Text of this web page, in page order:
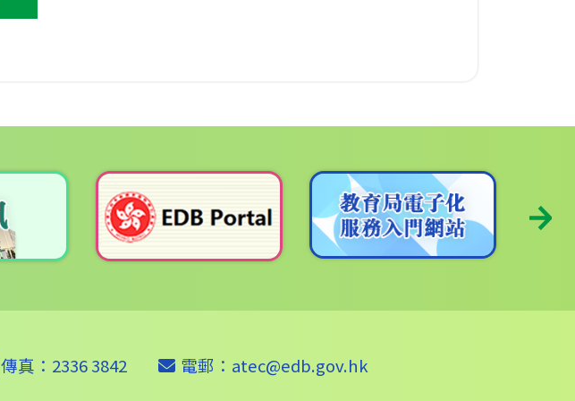
傳真：2336 3842 電郵： atec@edb.gov.hk